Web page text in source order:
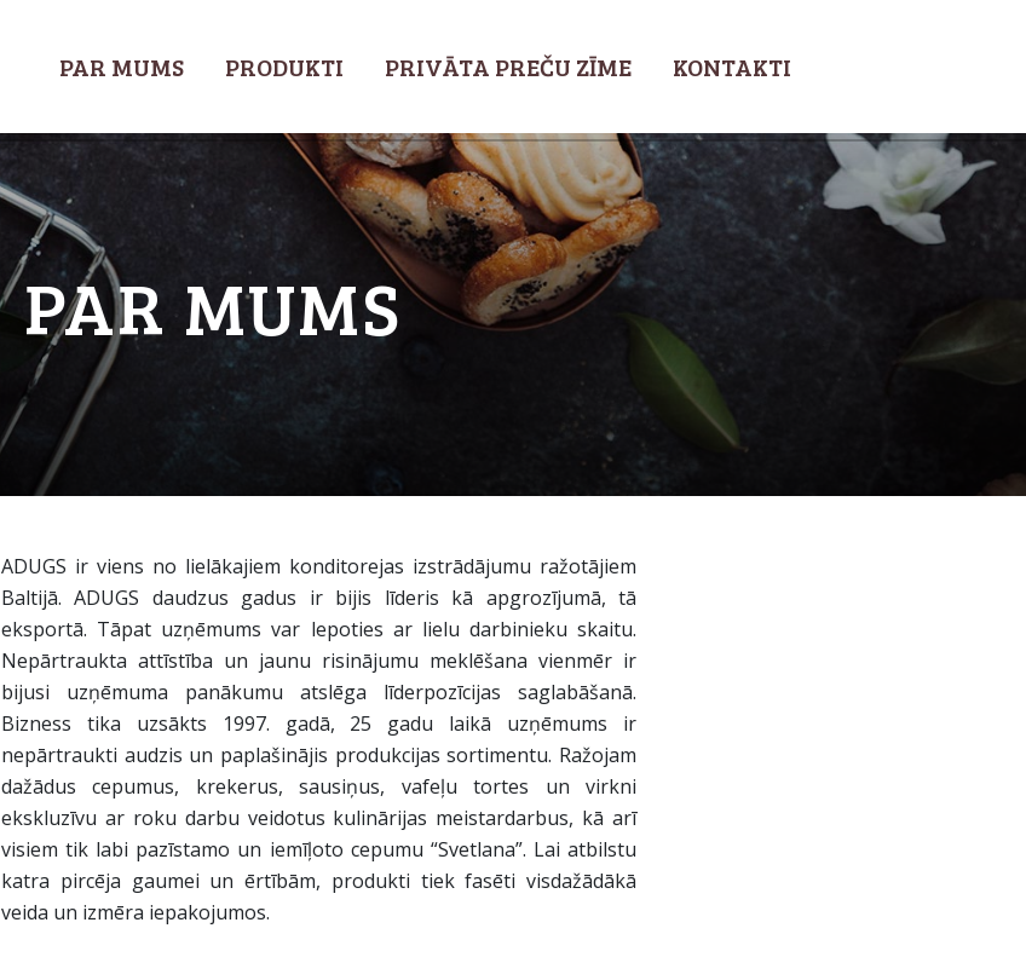
PAR MUMS PRODUKTI PRIVĀTA PREČU ZĪME KONTAKTI
PAR MUMS
ADUGS ir viens no lielākajiem konditorejas izstrādājumu ražotājiem
Baltijā. ADUGS daudzus gadus ir bijis līderis kā apgrozījumā, tā
eksportā. Tāpat uzņēmums var lepoties ar lielu darbinieku skaitu.
Nepārtraukta attīstība un jaunu risinājumu meklēšana vienmēr ir
bijusi uzņēmuma panākumu atslēga līderpozīcijas saglabāšanā.
Bizness tika uzsākts 1997. gadā, 25 gadu laikā uzņēmums ir
nepārtraukti audzis un paplašinājis produkcijas sortimentu. Ražojam
dažādus cepumus, krekerus, sausiņus, vafeļu tortes un virkni
ekskluzīvu ar roku darbu veidotus kulinārijas meistardarbus, kā arī
visiem tik labi pazīstamo un iemīļoto cepumu “Svetlana”. Lai atbilstu
katra pircēja gaumei un ērtībām, produkti tiek fasēti visdažādākā
veida un izmēra iepakojumos.